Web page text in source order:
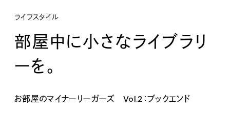
ライフスタイル
部屋中に小さなライブラリ
ーを。
お部屋のマイナーリーガーズ Vol.2：ブックエンド